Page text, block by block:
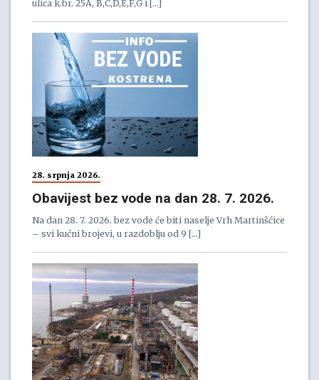
ulica k.br. 25A, B,C,D,E,F,G i […]
28. srpnja 2026.
Obavijest bez vode na dan 28. 7. 2026.
Na dan 28. 7. 2026. bez vode će biti naselje Vrh Martinšćice
– svi kućni brojevi, u razdoblju od 9 […]